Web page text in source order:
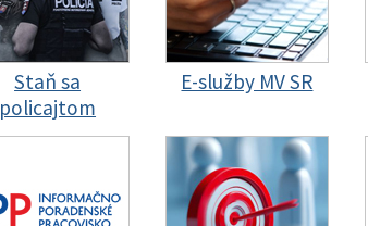
Staň sa
policajtom
E-služby MV SR